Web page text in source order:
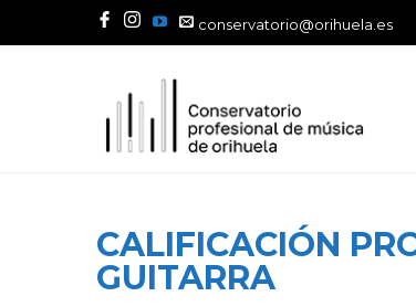
conservatorio@orihuela.es
CALIFICACIÓN
GUITARRA